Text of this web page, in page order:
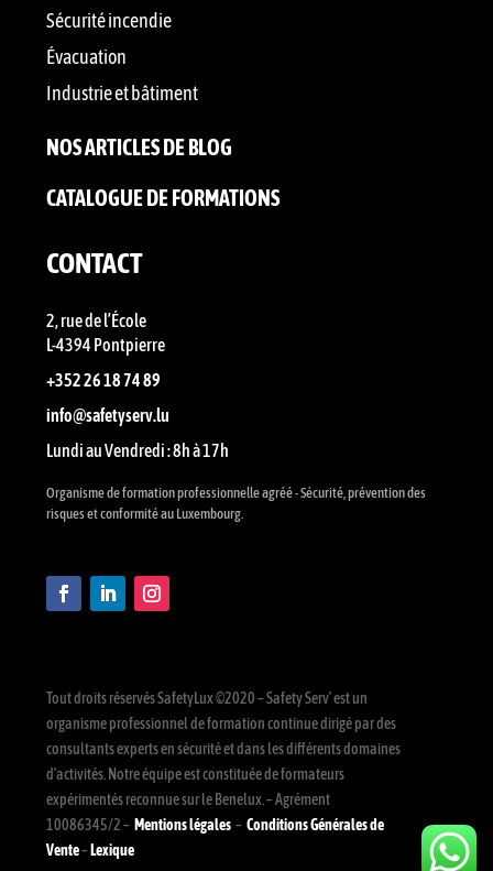
Sécurité incendie
Évacuation
Industrie et bâtiment
NOS ARTICLES DE BLOG
CATALOGUE DE FORMATIONS
CONTACT
2, rue de l’École
L-4394 Pontpierre
+352 26 18 74 89
info@safetyserv.lu
Lundi au Vendredi : 8h à 17h
Organisme de formation professionnelle agréé - Sécurité, prévention des
risques et conformité au Luxembourg.
Tout droits réservés SafetyLux ©2020 – Safety Serv’ est un
organisme professionnel de formation continue dirigé par des
consultants experts en sécurité et dans les différents domaines
d’activités. Notre équipe est constituée de formateurs
expérimentés reconnue sur le Benelux. – Agrément
10086345/2 – Mentions légales – Conditions Générales de
Vente– Lexique